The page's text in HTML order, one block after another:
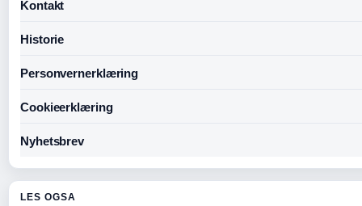
Kontakt
Historie
Personvernerklæring
Cookieerklæring
Nyhetsbrev
LES OGSA